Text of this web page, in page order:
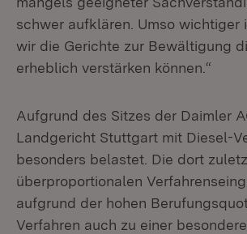
schwer aufklären. Umso wichtiger
wir die Gerichte zur Bewältigung
erheblich verstärken können.“
Aufgrund des Sitzes der Daimler
Landgericht Stuttgart mit Diesel-
besonders belastet. Die dort
überproportionalen
aufgrund der hohen
Verfahren auch zu einer